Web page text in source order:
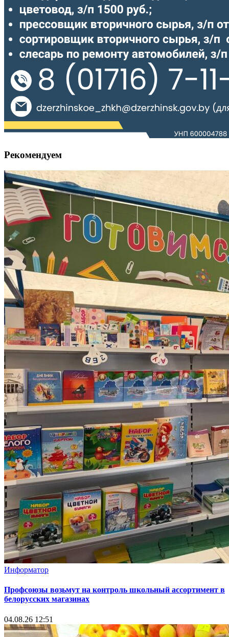
Рекомендуем
Информатор
Профсоюзы возьмут на контроль школьный ассортимент в
белорусских магазинах
04.08.26 12:51